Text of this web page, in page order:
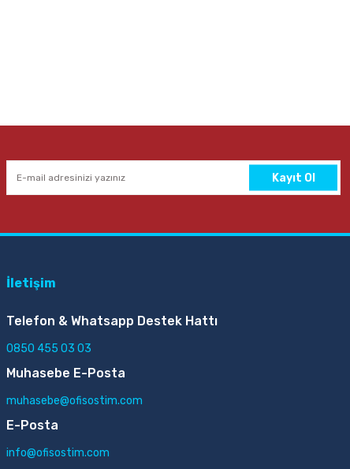
Kayıt Ol
İletişim
Telefon & Whatsapp Destek Hattı
0850 455 03 03
Muhasebe E-Posta
muhasebe@ofisostim.com
E-Posta
info@ofisostim.com